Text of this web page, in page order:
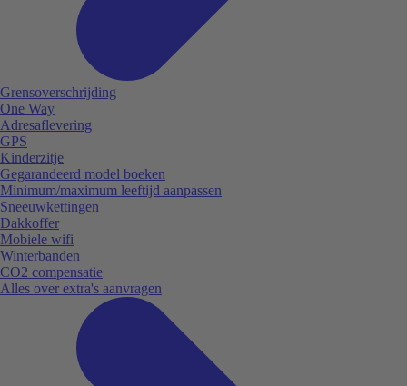
Grensoverschrijding
One Way
Adresaflevering
GPS
Kinderzitje
Gegarandeerd model boeken
Minimum/maximum leeftijd aanpassen
Sneeuwkettingen
Dakkoffer
Mobiele wifi
Winterbanden
CO2 compensatie
Alles over extra's aanvragen